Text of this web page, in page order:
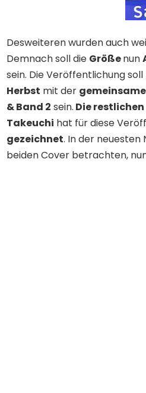
Desweiteren wurden auch
Demnach soll die Größenun
sein. Die Veröffentlichung
Herbst mit der
& Band 2 sein. Die
Takeuchi hat für diese
gezeichnet. In der
beiden Cover betrachten,